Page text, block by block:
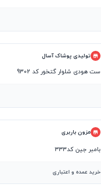
تولیدی پوشاک آسال
ست هودی شلوار گتخور کد 9302
مزون باربری
بامبر جین کد333
خرید عمده و اعتباری